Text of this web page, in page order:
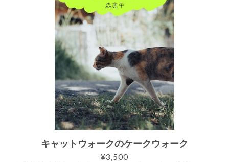
キャットウォークのケークウォーク
¥3,500